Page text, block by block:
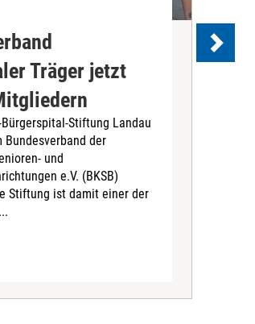
Träger jetzt
Stiftung Landau
Bundesverband der
und
e.V. (BKSB)
Stiftung ist damit einer der